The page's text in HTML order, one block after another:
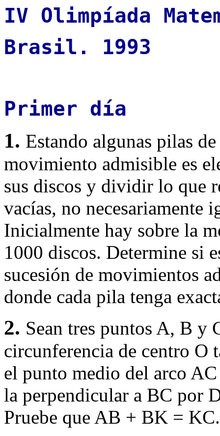
IV Olimpíada
Brasil. 1993
Primer día
1. Estando algunas pilas
movimiento admisible es
sus discos y dividir lo que
vacías, no necesariamente
Inicialmente hay sobre la
1000 discos. Determine si
sucesión de movimientos
donde cada pila tenga
2. Sean tres puntos A, B y
circunferencia de centro O
el punto medio del arco
la perpendicular a BC por
Pruebe que AB + BK = KC.